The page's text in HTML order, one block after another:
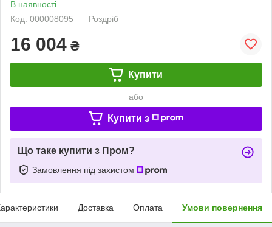
В наявності
Код: 000008095
Роздріб
16 004 ₴
Купити
або
Купити з
Що таке купити з Пром?
Замовлення під захистом
Доставка Оплата Умови повернення